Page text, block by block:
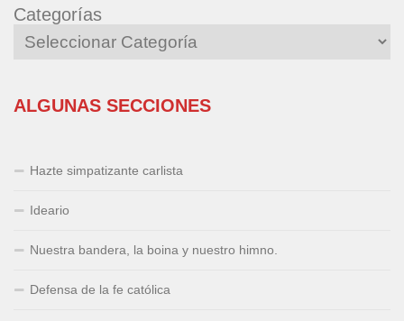
Categorías
ALGUNAS SECCIONES
Hazte simpatizante carlista
Ideario
Nuestra bandera, la boina y nuestro himno.
Defensa de la fe católica